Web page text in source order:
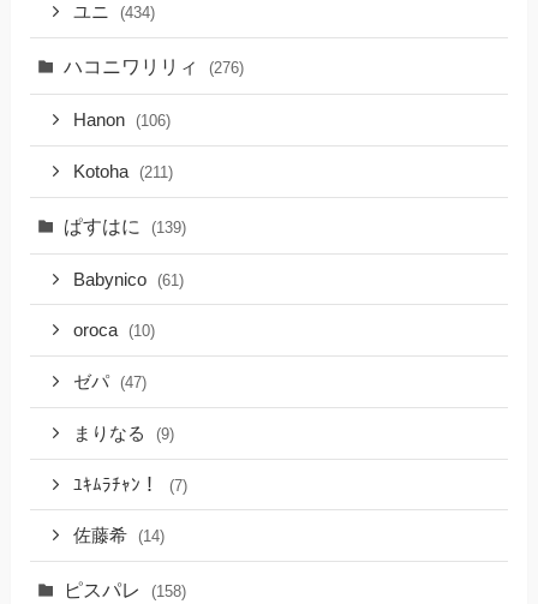
ユニ (434)
ハコニワリリィ (276)
Hanon (106)
Kotoha (211)
ぱすはに (139)
Babynico (61)
oroca (10)
ゼパ (47)
まりなる (9)
ﾕｷﾑﾗﾁｬﾝ！ (7)
佐藤希 (14)
ピスパレ (158)